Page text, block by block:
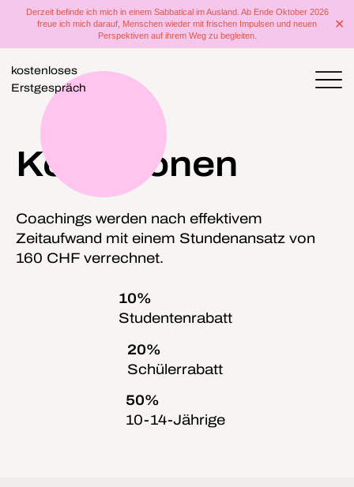
Derzeit befinde ich mich in einem Sabbatical im Ausland. Ab Ende Oktober 2026
freue ich mich darauf, Menschen wieder mit frischen Impulsen und neuen
Perspektiven auf ihrem Weg zu begleiten.
✕
kostenloses
Erstgespräch
Konditionen
Coachings werden nach effektivem
Zeitaufwand mit einem Stundenansatz von
160 CHF verrechnet.
10%
Studentenrabatt
20%
Schülerrabatt
50%
10-14-Jährige